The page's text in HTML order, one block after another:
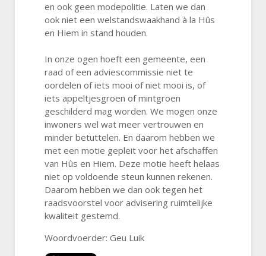
en ook geen modepolitie. Laten we dan
ook niet een welstandswaakhand à la Hûs
en Hiem in stand houden.
In onze ogen hoeft een gemeente, een
raad of een adviescommissie niet te
oordelen of iets mooi of niet mooi is, of
iets appeltjesgroen of mintgroen
geschilderd mag worden. We mogen onze
inwoners wel wat meer vertrouwen en
minder betuttelen. En daarom hebben we
met een motie gepleit voor het afschaffen
van Hûs en Hiem. Deze motie heeft helaas
niet op voldoende steun kunnen rekenen.
Daarom hebben we dan ook tegen het
raadsvoorstel voor advisering ruimtelijke
kwaliteit gestemd.
Woordvoerder: Geu Luik